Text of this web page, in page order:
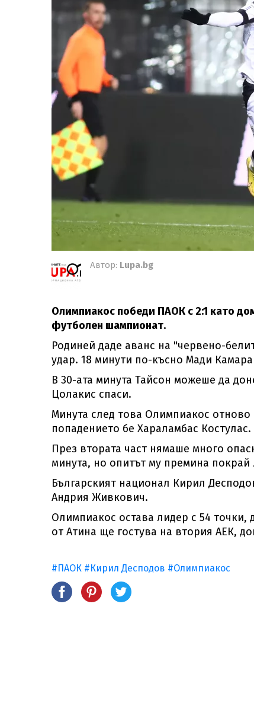
Автор: Lupa.bg
Олимпиакос победи ПАОК с 2:1 като
футболен шампионат.
Родиней даде аванс на "червено-
удар. 18 минути по-късно Мади
В 30-ата минута Тайсон можеше да
Цолакис спаси.
Минута след това Олимпиакос отново
попадението бе Хараламбас Костулас.
През втората част нямаше много
минута, но опитът му премина покрай
Българският национал Кирил
Андрия Живкович.
Олимпиакос остава лидер с 54
от Атина ще гостува на втория АЕК,
#ПАОК #Кирил Десподов #Олимпиакос